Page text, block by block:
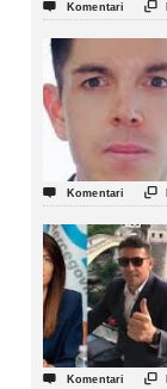
 Komentari 
 Komentari 
 Komentari 